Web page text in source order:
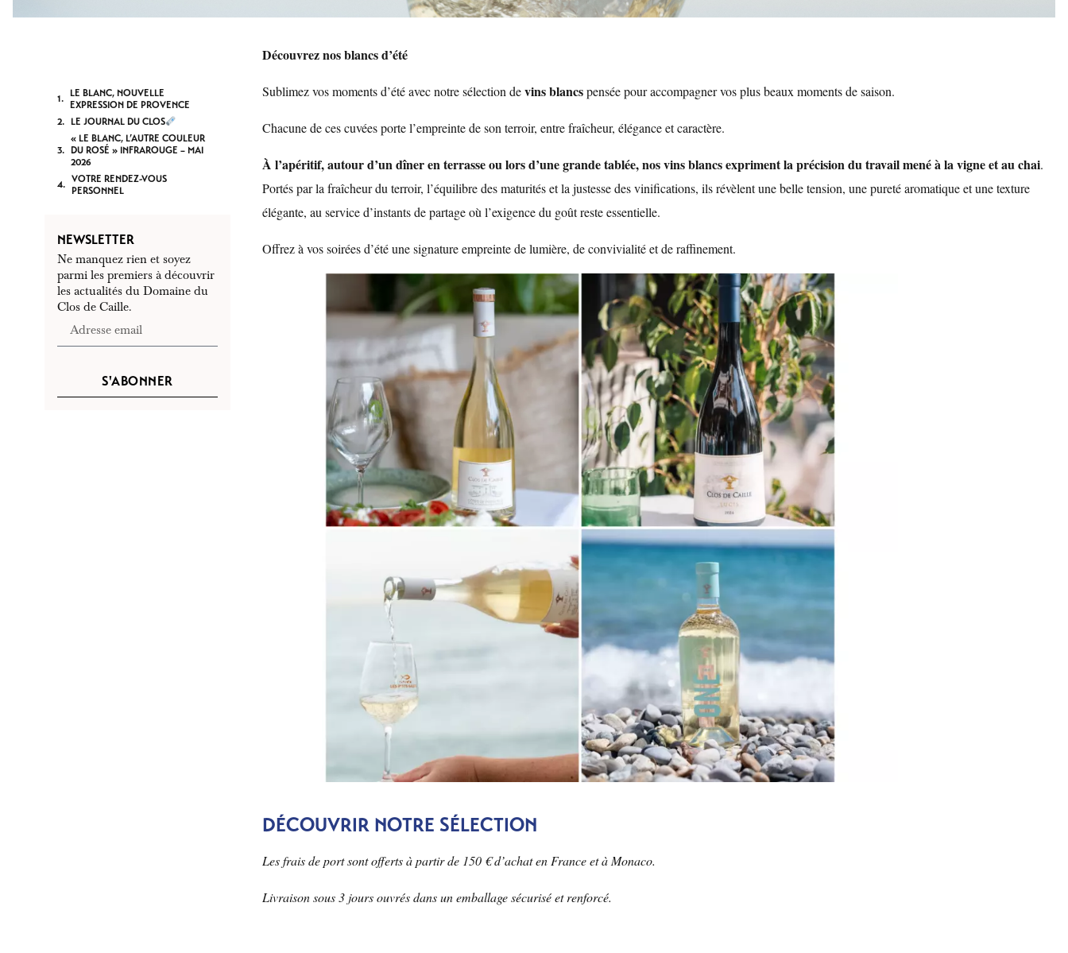
LE BLANC, NOUVELLE
EXPRESSION DE PROVENCE
LE JOURNAL DU CLOS
« LE BLANC, L’AUTRE COULEUR
DU ROSÉ » INFRAROUGE – MAI
2026
VOTRE RENDEZ-VOUS
PERSONNEL
NEWSLETTER
Ne manquez rien et soyez
parmi les premiers à découvrir
les actualités du Domaine du
Clos de Caille.
S'ABONNER
Découvrez nos blancs d’été
Sublimez vos moments d’été avec notre sélection devins blancspensée pour accompagner vos plus beaux moments de saison.
Chacune de ces cuvées porte l’empreinte de son terroir, entre fraîcheur, élégance et caractère.
À l’apéritif, autour d’un dîner en terrasse ou lors d’une grande tablée, nos vins blancs expriment la précision du travail mené à la vigne et au chai.
Portés par la fraîcheur du terroir, l’équilibre des maturités et la justesse des vinifications, ils révèlent une belle tension, une pureté aromatique et une texture
élégante, au service d’instants de partage où l’exigence du goût reste essentielle.
Offrez à vos soirées d’été une signature empreinte de lumière, de convivialité et de raffinement.
DÉCOUVRIR NOTRE SÉLECTION
Les frais de port sont offerts à partir de 150 € d’achat en France et à Monaco.
Livraison sous 3 jours ouvrés dans un emballage sécurisé et renforcé.